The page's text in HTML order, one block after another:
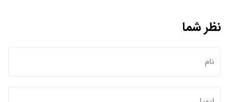
نظر شما